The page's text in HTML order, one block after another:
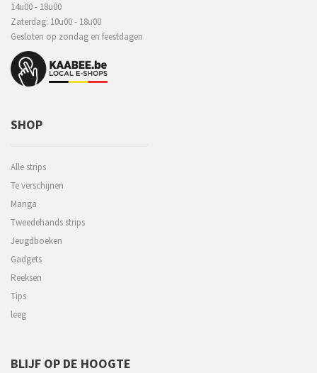
14u00 - 18u00
Zaterdag: 10u00 - 18u00
Gesloten op zondag en feestdagen
SHOP
Alle strips
Te verschijnen
Manga
Tweedehands strips
Jeugdboeken
Gadgets
Reeksen
Tips
leeg
BLIJF OP DE HOOGTE